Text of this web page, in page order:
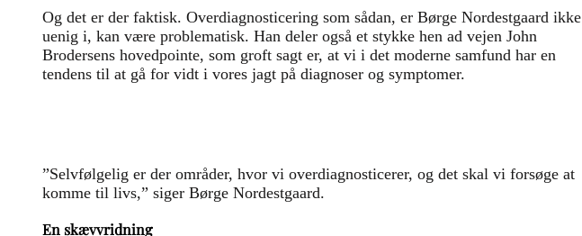
Og det er der faktisk. Overdiagnosticering som sådan, er Børge Nordestgaard ikke
uenig i, kan være problematisk. Han deler også et stykke hen ad vejen John
Brodersens hovedpointe, som groft sagt er, at vi i det moderne samfund har en
tendens til at gå for vidt i vores jagt på diagnoser og symptomer.
”Selvfølgelig er der områder, hvor vi overdiagnosticerer, og det skal vi forsøge at
komme til livs,” siger Børge Nordestgaard.
En skævvridning